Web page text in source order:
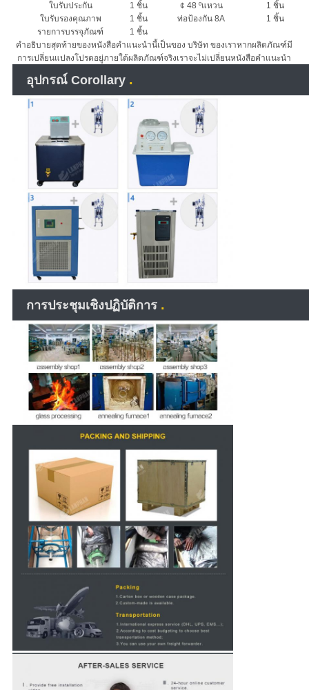
ใบรับประกัน
1 ชิ้น ¢ 48 ºแหวน
1 ชิ้น
ใบรับรองคุณภาพ
1 ชิ้น ท่อป้องกัน 8A
1 ชิ้น
รายการบรรจุภัณฑ์
1 ชิ้น
คำอธิบายสุดท้ายของหนังสือคำแนะนำนี้เป็นของ บริษัท ของเราหากผลิตภัณฑ์มี
การเปลี่ยนแปลงโปรดอยู่ภายใต้ผลิตภัณฑ์จริงเราจะไม่เปลี่ยนหนังสือคำแนะนำ
อุปกรณ์ Corollary .
การประชุมเชิงปฏิบัติการ .